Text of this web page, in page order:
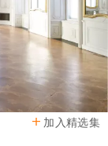
加入精选集